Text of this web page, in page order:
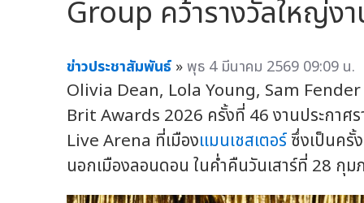
Group คว้ารางวัลใหญ่ง
ข่าวประชาสัมพันธ์ »พุธ 4 มีนาคม 2569 09:09 น.
Olivia Dean, Lola Young, Sam Fender
Brit Awards 2026 ครั้งที่ 46 งานประกา
Live Arena ที่เมืองแมนเชสเตอร์ซึ่งเป็นครั้
นอกเมืองลอนดอน ในค่ำคืนวันเสาร์ที่ 28 กุ